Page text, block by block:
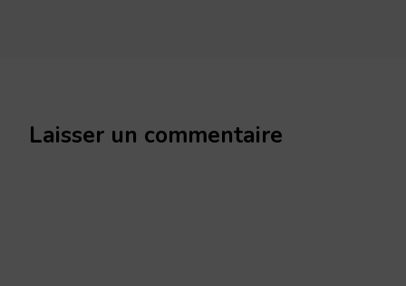
Laisser un commentaire